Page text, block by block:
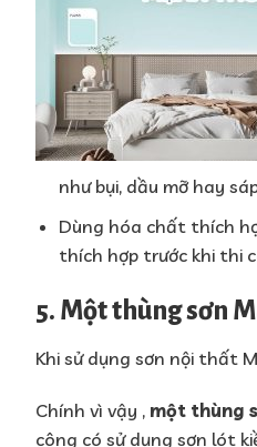
như bụi, dầu mỡ hay
Dùng hóa chất thích
thích hợp trước khi thi
5. Một thùng sơn
Khi sử dụng sơn nội thất
Chính vì vậy , một thùng
công có sử dụng sơn lót